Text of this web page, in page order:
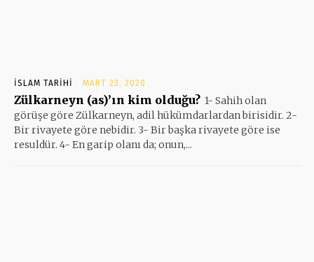
İSLAM TARIHI MART 23, 2020
Zülkarneyn (as)’ın kim olduğu? 1- Sahih olan
görüşe göre Zülkarneyn, adil hükümdarlardan birisidir. 2-
Bir rivayete göre nebidir. 3- Bir başka rivayete göre ise
resuldür. 4- En garip olanı da; onun,...